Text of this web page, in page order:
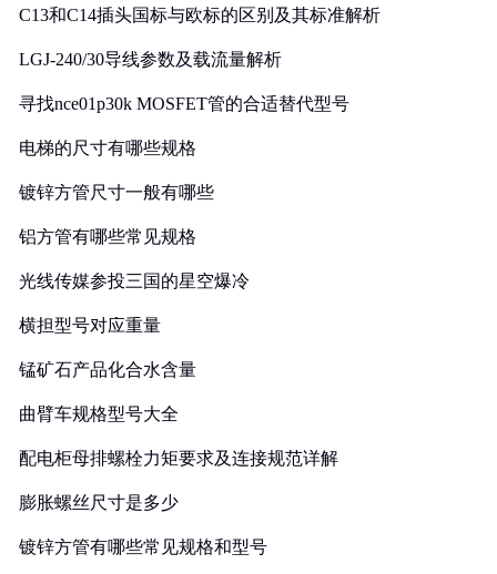
C13和C14插头国标与欧标的区别及其标准解析
LGJ-240/30导线参数及载流量解析
寻找nce01p30k MOSFET管的合适替代型号
电梯的尺寸有哪些规格
镀锌方管尺寸一般有哪些
铝方管有哪些常见规格
光线传媒参投三国的星空爆冷
横担型号对应重量
锰矿石产品化合水含量
曲臂车规格型号大全
配电柜母排螺栓力矩要求及连接规范详解
膨胀螺丝尺寸是多少
镀锌方管有哪些常见规格和型号